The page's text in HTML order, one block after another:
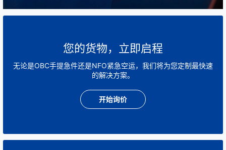
您的货物，立即启程
无论是OBC手提急件还是NFO紧急空运，我们将为您定制最快速
的解决方案。
开始询价